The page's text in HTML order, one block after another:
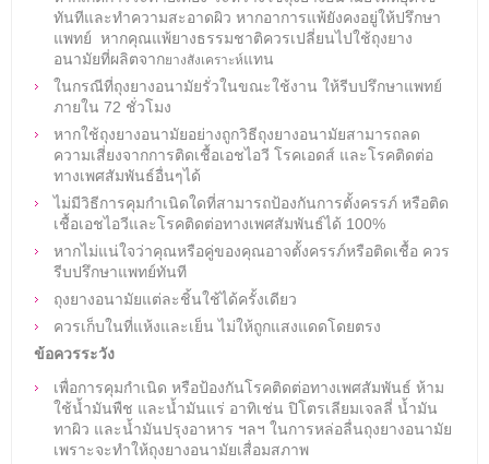
ทันทีและทำความสะอาดผิว หากอาการแพ้ยังคงอยู่ให้ปรึกษา
แพทย์ หากคุณแพ้ยางธรรมชาติควรเปลี่ยนไปใช้ถุงยาง
อนามัยที่ผลิตจากยางสังเคราะห์แทน
ในกรณีที่ถุงยางอนามัยรั่วในขณะใช้งาน ให้รีบปรึกษาแพทย์
ภายใน 72 ชั่วโมง
หากใช้ถุงยางอนามัยอย่างถูกวิธีถุงยางอนามัยสามารถลด
ความเสี่ยงจากการติดเชื้อเอชไอวี โรคเอดส์ และโรคติดต่อ
ทางเพศสัมพันธ์อื่นๆได้
ไม่มีวิธีการคุมกำเนิดใดที่สามารถป้องกันการตั้งครรภ์ หรือติด
เชื้อเอชไอวีและโรคติดต่อทางเพศสัมพันธ์ได้ 100%
หากไม่แน่ใจว่าคุณหรือคู่ของคุณอาจตั้งครรภ์หรือติดเชื้อ ควร
รีบปรึกษาแพทย์ทันที
ถุงยางอนามัยแต่ละชิ้นใช้ได้ครั้งเดียว
ควรเก็บในที่แห้งและเย็น ไม่ให้ถูกแสงแดดโดยตรง
ข้อควรระวัง
เพื่อการคุมกำเนิด หรือป้องกันโรคติดต่อทางเพศสัมพันธ์ ห้าม
ใช้น้ำมันพืช และน้ำมันแร่ อาทิเช่น ปิโตรเลียมเจลลี่ น้ำมัน
ทาผิว และน้ำมันปรุงอาหาร ฯลฯ ในการหล่อลื่นถุงยางอนามัย
เพราะจะทำให้ถุงยางอนามัยเสื่อมสภาพ